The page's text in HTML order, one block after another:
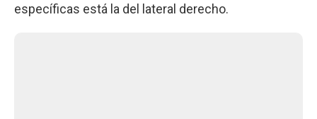
específicas está la del lateral derecho.